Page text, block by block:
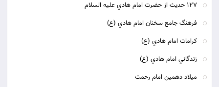
127 حديث از حضرت امام هادي عليه السلام
فرهنگ جامع سخنان امام هادي (ع)
كرامات امام هادي (ع)
زندگاني امام هادي (ع)
میلاد دهمین امام رحمت